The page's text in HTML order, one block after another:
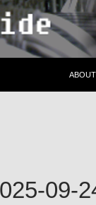
ABOUT
09-